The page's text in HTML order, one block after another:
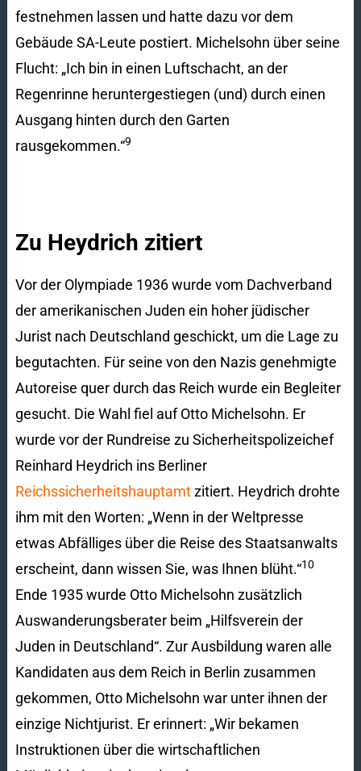
festnehmen lassen und hatte dazu vor dem
Gebäude SA-Leute postiert. Michelsohn über seine
Flucht: „Ich bin in einen Luftschacht, an der
Regenrinne heruntergestiegen (und) durch einen
Ausgang hinten durch den Garten
rausgekommen.“9
Zu Heydrich zitiert
Vor der Olympiade 1936 wurde vom Dachverband
der amerikanischen Juden ein hoher jüdischer
Jurist nach Deutschland geschickt, um die Lage zu
begutachten. Für seine von den Nazis genehmigte
Autoreise quer durch das Reich wurde ein Begleiter
gesucht. Die Wahl fiel auf Otto Michelsohn. Er
wurde vor der Rundreise zu Sicherheitspolizeichef
Reinhard Heydrich ins Berliner
Reichssicherheitshauptamtzitiert. Heydrich drohte
ihm mit den Worten: „Wenn in der Weltpresse
etwas Abfälliges über die Reise des Staatsanwalts
erscheint, dann wissen Sie, was Ihnen blüht.“10
Ende 1935 wurde Otto Michelsohn zusätzlich
Auswanderungsberater beim „Hilfsverein der
Juden in Deutschland“. Zur Ausbildung waren alle
Kandidaten aus dem Reich in Berlin zusammen
gekommen, Otto Michelsohn war unter ihnen der
einzige Nichtjurist. Er erinnert: „Wir bekamen
Instruktionen über die wirtschaftlichen